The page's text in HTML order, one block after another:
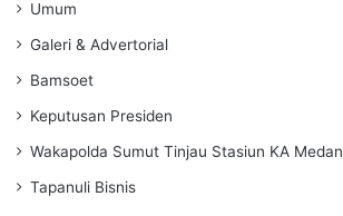
Umum
Galeri & Advertorial
Bamsoet
Keputusan Presiden
Wakapolda Sumut Tinjau Stasiun KA Medan
Tapanuli Bisnis